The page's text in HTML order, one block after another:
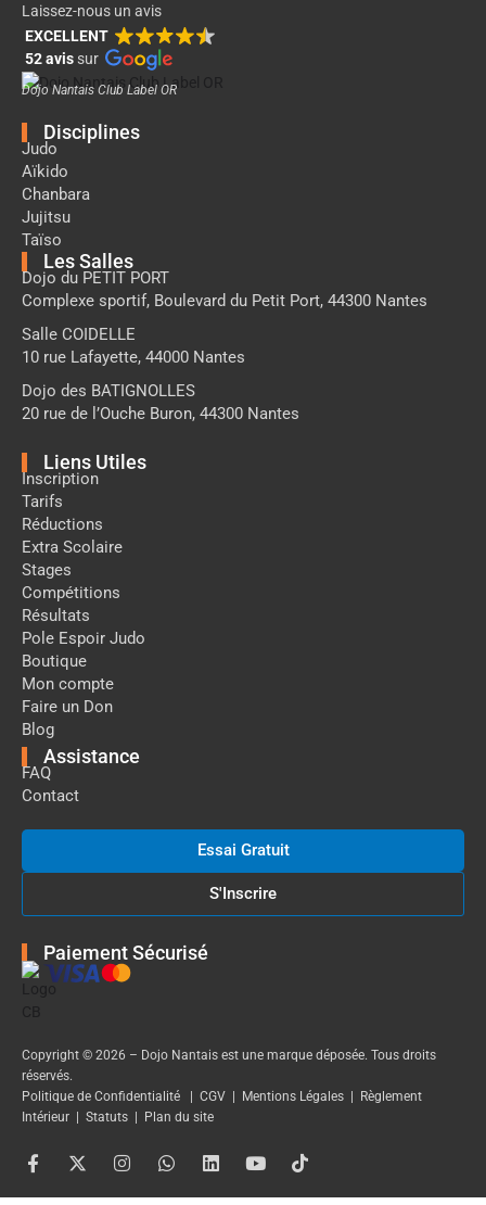
Laissez-nous un avis
EXCELLENT
52 avis sur
Dojo Nantais Club Label OR
Disciplines
Judo
Aïkido
Chanbara
Jujitsu
Taïso
Les Salles
Dojo du PETIT PORT
Complexe sportif, Boulevard du Petit Port, 44300 Nantes
Salle COIDELLE
10 rue Lafayette, 44000 Nantes
Dojo des BATIGNOLLES
20 rue de l’Ouche Buron, 44300 Nantes
Liens Utiles
Inscription
Tarifs
Réductions
Extra Scolaire
Stages
Compétitions
Résultats
Pole Espoir Judo
Boutique
Mon compte
Faire un Don
Blog
Assistance
FAQ
Contact
Essai Gratuit
S'Inscrire
Paiement Sécurisé
Copyright © 2026 – Dojo Nantais est une marque déposée. Tous droits
réservés.
Politique de Confidentialité | CGV | Mentions Légales | Règlement
Intérieur | Statuts | Plan du site
F
a
X
-
I
n
W
h
L
i
Y
o
T
i